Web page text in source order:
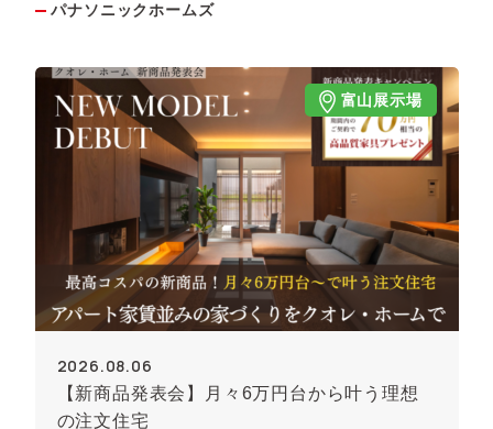
パナソニックホームズ
富山展示場
2026.08.06
【新商品発表会】月々6万円台から叶う理想
の注文住宅